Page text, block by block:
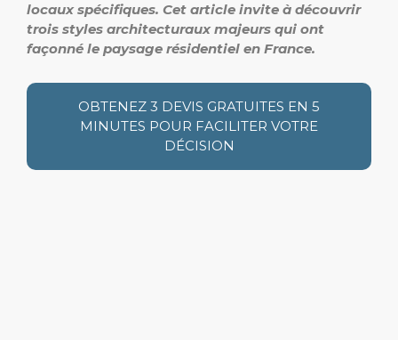
locaux spécifiques. Cet article invite à découvrir
trois styles architecturaux majeurs qui ont
façonné le paysage résidentiel en France.
OBTENEZ 3 DEVIS GRATUITES EN 5
MINUTES POUR FACILITER VOTRE
DÉCISION